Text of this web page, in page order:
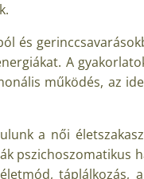
és
A
működés, az
a női
pszichoszomatikus
táplálkozás,